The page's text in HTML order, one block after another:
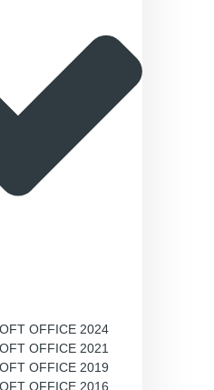
OFFICE 2024
OFFICE 2021
OFFICE 2019
OFFICE 2016